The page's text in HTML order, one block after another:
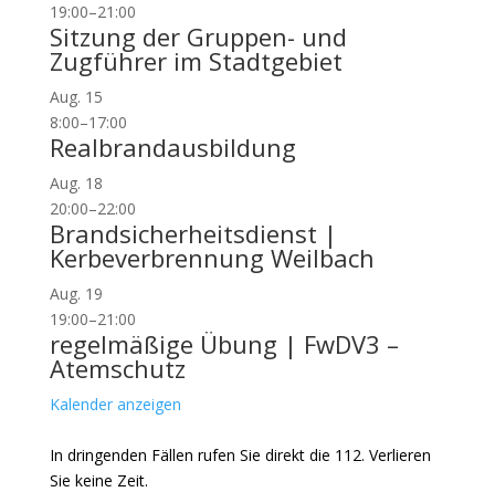
19:00–21:00
Sitzung der Gruppen- und
Zugführer im Stadtgebiet
Aug. 15
8:00–17:00
Realbrandausbildung
Aug. 18
20:00–22:00
Brandsicherheitsdienst |
Kerbeverbrennung Weilbach
Aug. 19
19:00–21:00
regelmäßige Übung | FwDV3 –
Atemschutz
Kalender anzeigen
In dringenden Fällen rufen Sie direkt die 112. Verlieren
Sie keine Zeit.